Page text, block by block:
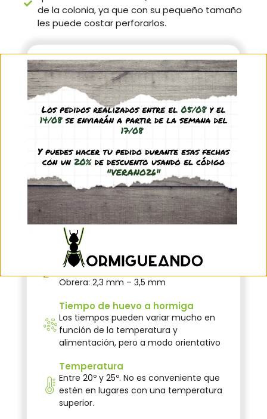
de la colonia, ya que con su pequeño tamaño
les puede costar perforarlos.
Datos de interés
Vuelos
Se pueden encontrar vuelos desde
mayo hasta septiembre aunque es
complicado encontrar una reina
debido a su pequeño tamaño y a que
tenderá a refugiarse en los árboles.
Sobre la reina
Fundación claustral. Monogínica,
aunque pueden encontrarse colonias
con varias reinas en las que solo una
actuará como ponedora y el resto
como trabajadoras.
Tamaño
Reina: 3,5 mm – 4,7 mm
Obrera: 2,3 mm – 3,5 mm
Tiempo de huevo a hormiga
Los tiempos pueden variar mucho en
función de la temperatura y
alimentación, pero a modo orientativo
Temperatura
Entre 20º y 25º. No es conveniente que
estén en lugares con una temperatura
superior.